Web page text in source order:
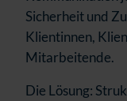
Sicherheit und
Klientinnen,
Mitarbeitende.
Die Lösung: